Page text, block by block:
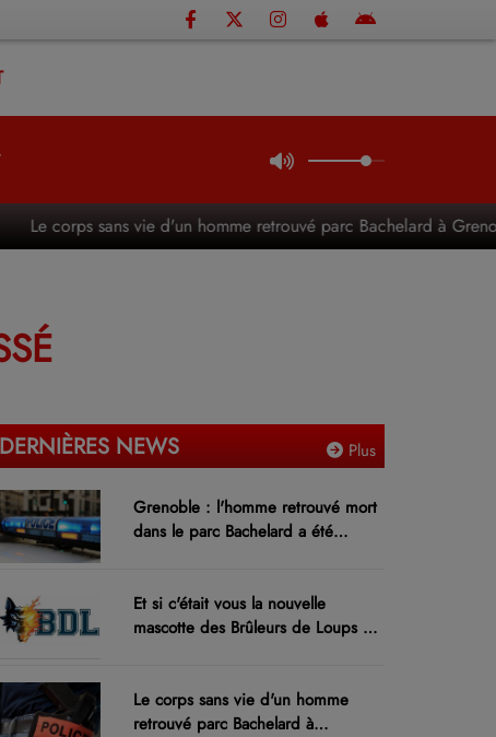
corps sans vie d'un homme retrouvé parc Bachelard à Grenoble
Plus
DERNIÈRES NEWS
Grenoble : l'homme retrouvé mort
dans le parc Bachelard a été
Et si c'était vous la nouvelle
mascotte des Brûleurs de Loups de
Le corps sans vie d'un homme
retrouvé parc Bachelard à